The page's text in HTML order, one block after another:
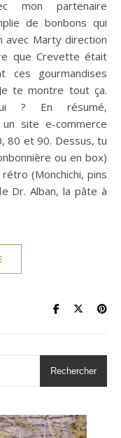
de bonbons qui
avec Marty direction
que Crevette était
ces gourmandises
te montre tout ça.
? En résumé,
un site e-commerce
80 et 90. Dessus, tu
ou en box)
(Monchichi, pins
Dr. Alban, la pâte à
Rechercher